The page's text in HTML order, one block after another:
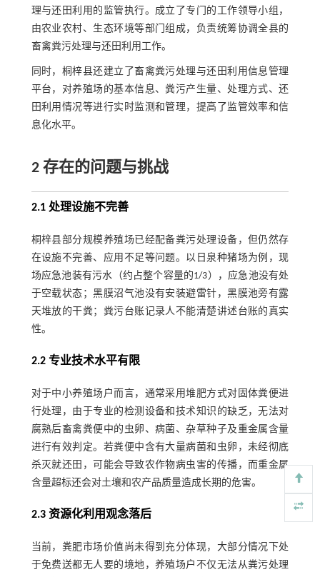
理与还田利用的监管执行。成立了专门的工作领导小组，
由农业农村、生态环境等部门组成，负责统筹协调全县的
畜禽粪污处理与还田利用工作。
同时，桐梓县还建立了畜禽粪污处理与还田利用信息管理
平台，对养殖场的基本信息、粪污产生量、处理方式、还
田利用情况等进行实时监测和管理，提高了监管效率和信
息化水平。
2 存在的问题与挑战
2.1 处理设施不完善
桐梓县部分规模养殖场已经配备粪污处理设备，但仍然存
在设施不完善、应用不足等问题。以日泉种猪场为例，现
场应急池装有污水（约占整个容量的1/3），应急池没有处
于空载状态；黑膜沼气池没有安装避雷针，黑膜池旁有露
天堆放的干粪；粪污台账记录人不能清楚讲述台账的真实
性。
2.2 专业技术水平有限
对于中小养殖场户而言，通常采用堆肥方式对固体粪便进
行处理，由于专业的检测设备和技术知识的缺乏，无法对
腐熟后畜禽粪便中的虫卵、病菌、杂草种子及重金属含量
进行有效判定。若粪便中含有大量病菌和虫卵，未经彻底
杀灭就还田，可能会导致农作物病虫害的传播，而重金属
含量超标还会对土壤和农产品质量造成长期的危害。
2.3 资源化利用观念落后
当前，粪肥市场价值尚未得到充分体现，大部分情况下处
于免费送都无人要的境地，养殖场户不仅无法从粪污处理